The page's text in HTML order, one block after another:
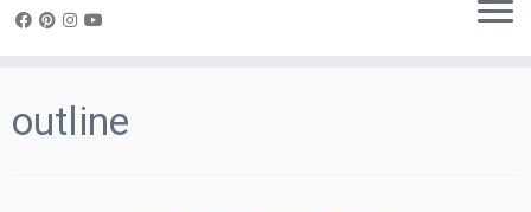
content
outline